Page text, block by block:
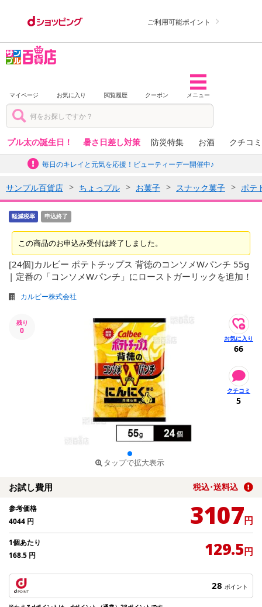
ご利用可能ポイント
マイページ お気に入り 閲覧履歴 クーポン メニュー
プル太の誕生日！ 暑さ日差し対策 防災特集 お酒 クチコ
毎日のキレイと元気を応援！ビューティーデー開催中♪
サンプル百貨店 ちょっプル お菓子 スナック菓子 ポテ
軽減税率 申込終了
この商品のお申込み受付は終了しました。
[24個]カルビー ポテトチップス 背徳のコンソメWパンチ 55g
| 定番の「コンソメWパンチ」にローストガーリックを追加！
カルビー株式会社
残り
0
タップで拡大表示
66
5
お試し費用 税込･送料込
参考価格
4044 円 3107円
1個あたり
168.5 円 129.5円
28 ポイント